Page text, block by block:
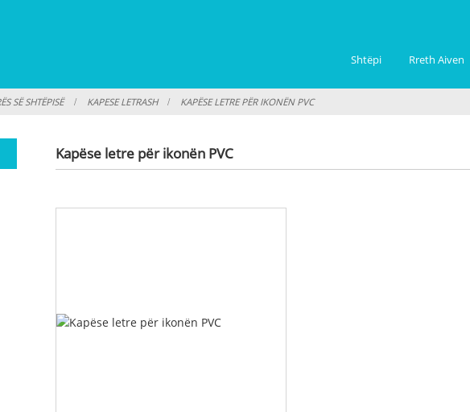
Shtëpi Rreth Aiven
SË SHTËPISË KAPESE LETRASH KAPËSE LETRE PËR IKONËN PVC
Kapëse letre për ikonën PVC